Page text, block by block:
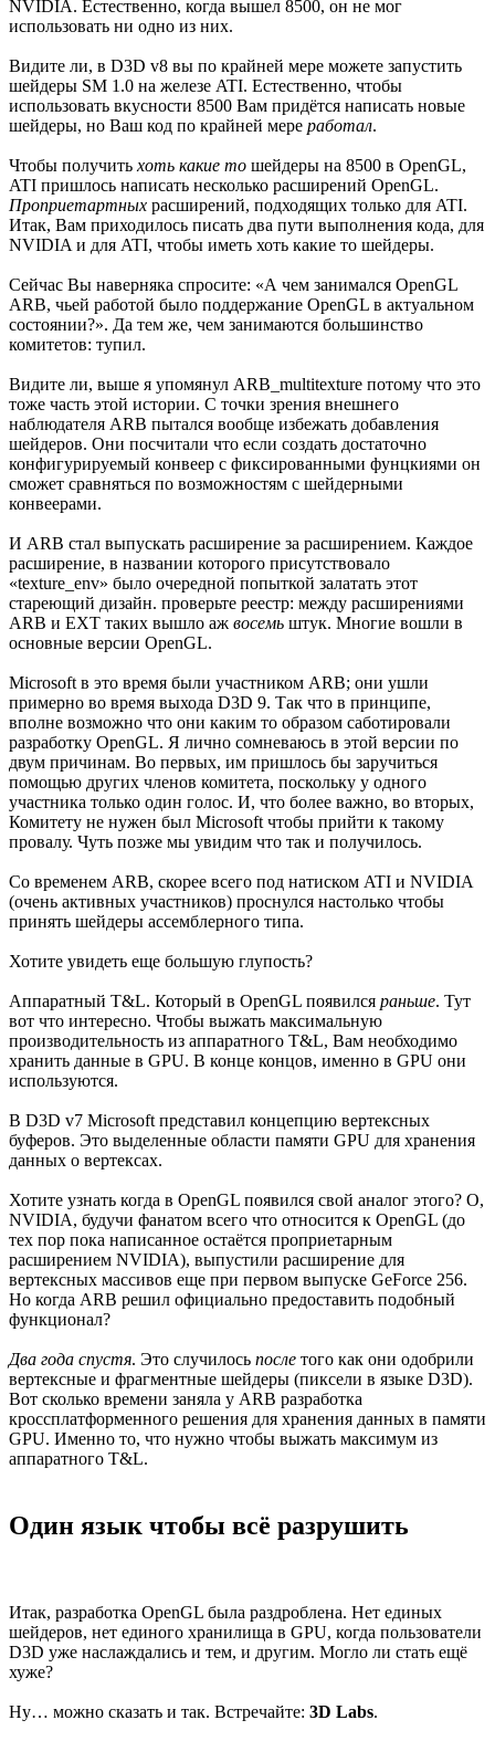
NVIDIA. Естественно, когда вышел 8500, он не мог
использовать ни одно из них.
Видите ли, в D3D v8 вы по крайней мере можете запустить
шейдеры SM 1.0 на железе ATI. Естественно, чтобы
использовать вкусности 8500 Вам придётся написать новые
шейдеры, но Ваш код по крайней мере работал.
Чтобы получить хоть какие то шейдеры на 8500 в OpenGL,
ATI пришлось написать несколько расширений OpenGL.
Проприетартных расширений, подходящих только для ATI.
Итак, Вам приходилось писать два пути выполнения кода, для
NVIDIA и для ATI, чтобы иметь хоть какие то шейдеры.
Сейчас Вы наверняка спросите: «А чем занимался OpenGL
ARB, чьей работой было поддержание OpenGL в актуальном
состоянии?». Да тем же, чем занимаются большинство
комитетов: тупил.
Видите ли, выше я упомянул ARB_multitexture потому что это
тоже часть этой истории. С точки зрения внешнего
наблюдателя ARB пытался вообще избежать добавления
шейдеров. Они посчитали что если создать достаточно
конфигурируемый конвеер с фиксированными фунцкиями он
сможет сравняться по возможностям с шейдерными
конвеерами.
И ARB стал выпускать расширение за расширением. Каждое
расширение, в названии которого присутствовало
«texture_env» было очередной попыткой залатать этот
стареющий дизайн. проверьте реестр: между расширениями
ARB и EXT таких вышло аж восемь штук. Многие вошли в
основные версии OpenGL.
Microsoft в это время были участником ARB; они ушли
примерно во время выхода D3D 9. Так что в принципе,
вполне возможно что они каким то образом саботировали
разработку OpenGL. Я лично сомневаюсь в этой версии по
двум причинам. Во первых, им пришлось бы заручиться
помощью других членов комитета, поскольку у одного
участника только один голос. И, что более важно, во вторых,
Комитету не нужен был Microsoft чтобы прийти к такому
провалу. Чуть позже мы увидим что так и получилось.
Со временем ARB, скорее всего под натиском ATI и NVIDIA
(очень активных участников) проснулся настолько чтобы
принять шейдеры ассемблерного типа.
Хотите увидеть еще большую глупость?
Аппаратный T&L. Который в OpenGL появился раньше. Тут
вот что интересно. Чтобы выжать максимальную
производительность из аппаратного T&L, Вам необходимо
хранить данные в GPU. В конце концов, именно в GPU они
используются.
В D3D v7 Microsoft представил концепцию вертексных
буферов. Это выделенные области памяти GPU для хранения
данных о вертексах.
Хотите узнать когда в OpenGL появился свой аналог этого? О,
NVIDIA, будучи фанатом всего что относится к OpenGL (до
тех пор пока написанное остаётся проприетарным
расширением NVIDIA), выпустили расширение для
вертексных массивов еще при первом выпуске GeForce 256.
Но когда ARB решил официально предоставить подобный
функционал?
Два года спустя. Это случилось после того как они одобрили
вертексные и фрагментные шейдеры (пиксели в языке D3D).
Вот сколько времени заняла у ARB разработка
кроссплатформенного решения для хранения данных в памяти
GPU. Именно то, что нужно чтобы выжать максимум из
аппаратного T&L.
Один язык чтобы всё разрушить
Итак, разработка OpenGL была раздроблена. Нет единых
шейдеров, нет единого хранилища в GPU, когда пользователи
D3D уже наслаждались и тем, и другим. Могло ли стать ещё
хуже?
Ну… можно сказать и так. Встречайте: 3D Labs.